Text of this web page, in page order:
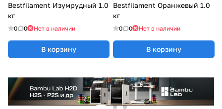
Bestfilament Изумрудный 1.0
кг
0 0 Нет в наличии
В корзину
Bestfilament Оранжевый 1.0
кг
0 0 Нет в наличии
В корзину